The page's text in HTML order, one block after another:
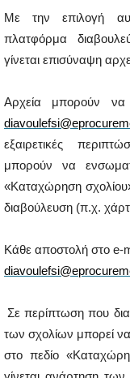
Με την επιλογή
πλατφόρμα
γίνεται επισύναψη
Αρχεία μπορούν
εξαιρετικές
μπορούν να
«Καταχώρηση
διαβούλευση (π.χ.
Κάθε αποστολή στο e-
Σε περίπτωση που
των σχολίων μπορεί να
στο πεδίο